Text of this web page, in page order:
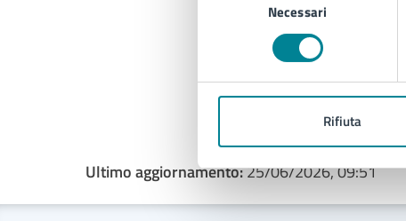
Necessari
Rifiuta
Ultimo aggiornamento:25/06/2026, 09:51